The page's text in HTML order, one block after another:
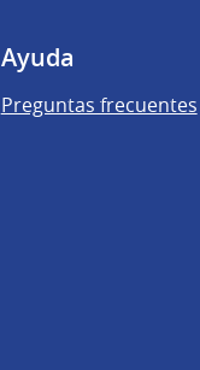
Ayuda
Preguntas frecuentes